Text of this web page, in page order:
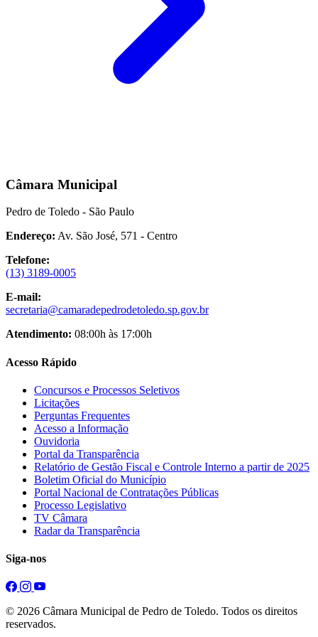
Câmara Municipal
Pedro de Toledo - São Paulo
Endereço: Av. São José, 571 - Centro
Telefone:
(13) 3189-0005
E-mail:
secretaria@camaradepedrodetoledo.sp.gov.br
Atendimento: 08:00h às 17:00h
Acesso Rápido
Concursos e Processos Seletivos
Licitações
Perguntas Frequentes
Acesso a Informação
Ouvidoria
Portal da Transparência
Relatório de Gestão Fiscal e Controle Interno a partir de 2025
Boletim Oficial do Município
Portal Nacional de Contratações Públicas
Processo Legislativo
TV Câmara
Radar da Transparência
Siga-nos
© 2026 Câmara Municipal de Pedro de Toledo. Todos os direitos
reservados.